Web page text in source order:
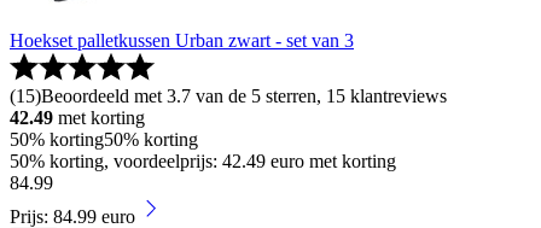
Hoekset palletkussen Urban zwart - set van 3
(15)Beoordeeld met 3.7 van de 5 sterren, 15 klantreviews
42.49 met korting
50% korting50% korting
50% korting, voordeelprijs: 42.49 euro met korting
84.99
Prijs: 84.99 euro